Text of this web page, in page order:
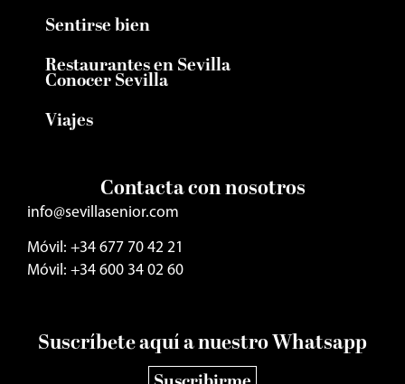
Sentirse bien
Restaurantes en Sevilla
Conocer Sevilla
Viajes
Contacta con nosotros
info@sevillasenior.com
Móvil: +34 677 70 42 21
Móvil: +34 600 34 02 60
Suscríbete aquí a nuestro Whatsapp